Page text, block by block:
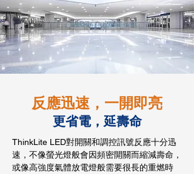
反應迅速，一開即亮
更省電，延壽命
ThinkLite LED對開關和調控訊號反應十分迅
速，不像螢光燈般會因頻密開關而縮減壽命，
或像高強度氣體放電燈般需要很長的重燃時